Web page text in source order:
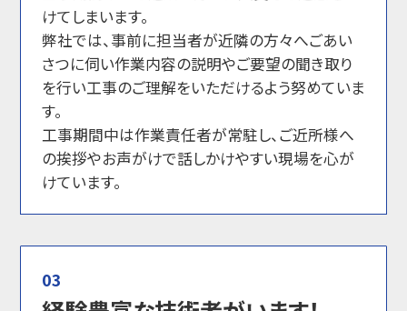
けてしまいます。
弊社では、事前に担当者が近隣の方々へごあい
さつに伺い作業内容の説明やご要望の聞き取り
を行い工事のご理解をいただけるよう努めていま
す。
工事期間中は作業責任者が常駐し、ご近所様へ
の挨拶やお声がけで話しかけやすい現場を心が
けています。
03